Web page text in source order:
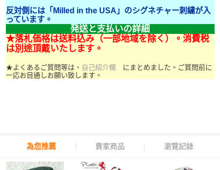
反対側には「Milled in the USA」のシグネチャー刺繍が入
っています。
発送と支払いの詳細
★落札価格は送料込み（一部地域を除く）。消費税
は別途頂戴いたします。
★よくあるご質問等は、 自己紹介欄 にまとめました。ご質問前に
一応お目通しお願い致します。
為您推薦 賣家商品 瀏覽記錄